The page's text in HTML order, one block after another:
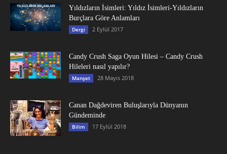
Yıldızların İsimleri: Yıldız İsimleri-Yıldızların
Burçlara Göre Anlamları
Dergi 2 Eylül 2017
Candy Crush Saga Oyun Hilesi – Candy Crush
Hileleri nasıl yapılır?
Manşet 28 Mayıs 2018
Canan Dağdeviren Buluşlarıyla Dünyanın
Gündeminde
Bilim 17 Eylül 2018